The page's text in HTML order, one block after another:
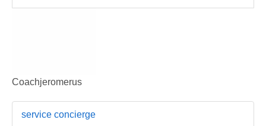
Coachjeromerus
service concierge